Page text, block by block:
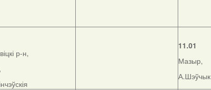
р-н,
11.01
Мазыр,
А.Шэўчык